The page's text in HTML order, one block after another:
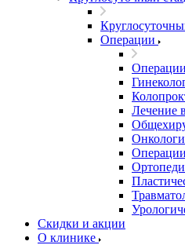
Операции
Операции
Лечение
Скидки и акции
О клинике